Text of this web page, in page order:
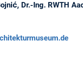
Dr.-Ing. RWTH